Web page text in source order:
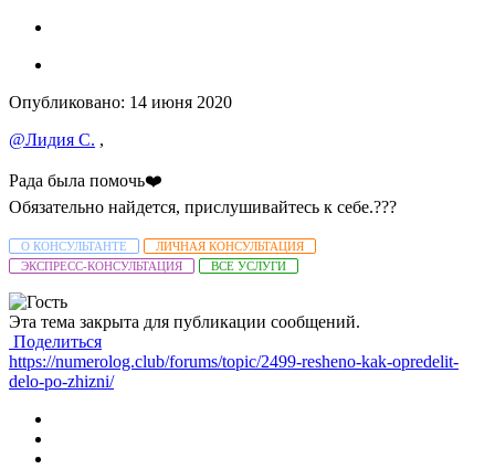
Опубликовано: 14 июня 2020
@Лидия С. ,
Рада была помочь❤️
Обязательно найдется, прислушивайтесь к себе.???
О КОНСУЛЬТАНТЕ
ЛИЧНАЯ КОНСУЛЬТАЦИЯ
ЭКСПРЕСС-КОНСУЛЬТАЦИЯ
ВСЕ УСЛУГИ
Эта тема закрыта для публикации сообщений.
Поделиться
https://numerolog.club/forums/topic/2499-resheno-kak-opredelit-
delo-po-zhizni/